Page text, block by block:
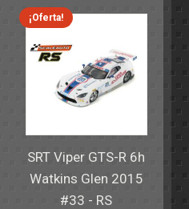
82,40€.59,95€.
¡Oferta!
SRT Viper GTS-R 6h
Watkins Glen 2015
#33 - RS